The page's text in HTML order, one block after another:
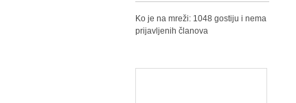
Ko je na mreži: 1048 gostiju i nema
prijavljenih članova